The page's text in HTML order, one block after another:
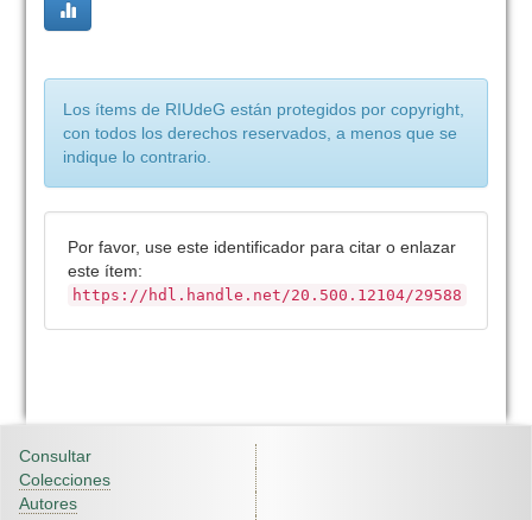
Los ítems de RIUdeG están protegidos por copyright,
con todos los derechos reservados, a menos que se
indique lo contrario.
Por favor, use este identificador para citar o enlazar
este ítem:
https://hdl.handle.net/20.500.12104/29588
Consultar
Colecciones
Autores